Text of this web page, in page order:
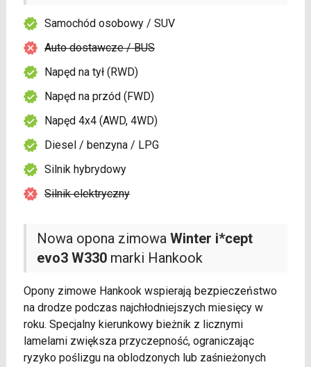
Nowa opona zimowa Winter i*cept
evo3 W330marki Hankook
Opony zimowe Hankook wspierają bezpieczeństwo
na drodze podczas najchłodniejszych miesięcy w
roku. Specjalny kierunkowy bieżnik z licznymi
lamelami zwiększa przyczepność, ograniczając
ryzyko poślizgu na oblodzonych lub zaśnieżonych
Samochód osobowy / SUV
Auto dostawcze / BUS
Napęd na tył (RWD)
Napęd na przód (FWD)
Napęd 4x4 (AWD, 4WD)
Diesel / benzyna / LPG
Silnik hybrydowy
Silnik elektryczny